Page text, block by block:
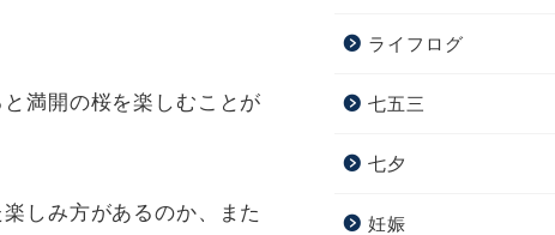
満開の桜を楽しむことが
しみ方があるのか、また
ライフログ
七五三
七夕
妊娠